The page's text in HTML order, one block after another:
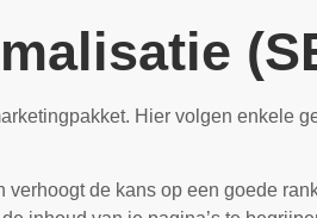
Hier volgen enkele
de kans op een goede